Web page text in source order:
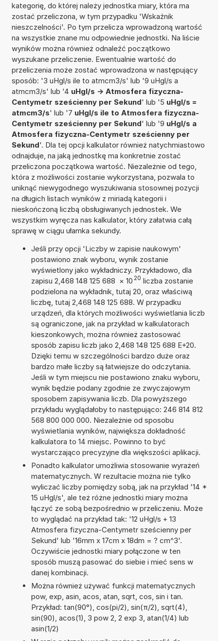
kategorię, do której należy jednostka miary, która ma
zostać przeliczona, w tym przypadku 'Wskaźnik
nieszczelności'. Po tym przelicza wprowadzoną wartość
na wszystkie znane mu odpowiednie jednostki. Na liście
wyników można również odnaleźć początkowo
wyszukane przeliczenie. Ewentualnie wartość do
przeliczenia może zostać wprowadzona w następujący
sposób: '3 uHgl/s ile to atmcm3/s' lub '9 uHgl/s a
atmcm3/s' lub '4 uHgl/s -> Atmosfera fizyczna-
Centymetr sześcienny per Sekund' lub '5 uHgl/s =
atmcm3/s' lub '7 uHgl/s ile to Atmosfera fizyczna-
Centymetr sześcienny per Sekund' lub '9 uHgl/s a
Atmosfera fizyczna-Centymetr sześcienny per
Sekund'. Dla tej opcji kalkulator również natychmiastowo
odnajduje, na jaką jednostkę ma konkretnie zostać
przeliczona początkowa wartość. Niezależnie od tego,
która z możliwości zostanie wykorzystana, pozwala to
uniknąć niewygodnego wyszukiwania stosownej pozycji
na długich listach wyników z miriadą kategorii i
nieskończoną liczbą obsługiwanych jednostek. We
wszystkim wyręcza nas kalkulator, który załatwia całą
sprawę w ciągu ułamka sekundy.
Jeśli przy opcji 'Liczby w zapisie naukowym'
postawiono znak wyboru, wynik zostanie
wyświetlony jako wykładniczy. Przykładowo, dla
zapisu 2,468 148 125 688 × 10 20 liczba zostanie
podzielona na wykładnik, tutaj 20, oraz właściwą
liczbę, tutaj 2,468 148 125 688. W przypadku
urządzeń, dla których możliwości wyświetlania liczb
są ograniczone, jak na przykład w kalkulatorach
kieszonkowych, można również zastosować
sposób zapisu liczb jako 2,468 148 125 688 E+20.
Dzięki temu w szczególności bardzo duże oraz
bardzo małe liczby są łatwiejsze do odczytania.
Jeśli w tym miejscu nie postawiono znaku wyboru,
wynik będzie podany zgodnie ze zwyczajowym
sposobem zapisywania liczb. Dla powyższego
przykładu wyglądałoby to następująco: 246 814 812
568 800 000 000. Niezależnie od sposobu
wyświetlania wyników, największa dokładność
kalkulatora to 14 miejsc. Powinno to być
wystarczająco precyzyjne dla większości aplikacji.
Ponadto kalkulator umożliwia stosowanie wyrażeń
matematycznych. W rezultacie można nie tylko
wyliczać liczby pomiędzy sobą, jak na przykład '14 *
15 uHgl/s', ale też różne jednostki miary można
łączyć ze sobą bezpośrednio w przeliczeniu. Może
to wyglądać na przykład tak: '12 uHgl/s + 13
Atmosfera fizyczna-Centymetr sześcienny per
Sekund' lub '16mm x 17cm x 18dm = ? cm^3'.
Oczywiście jednostki miary połączone w ten
sposób muszą pasować do siebie i mieć sens w
danej kombinacji.
Można również używać funkcji matematycznych
pow, exp, asin, acos, atan, sqrt, cos, sin i tan.
Przykład: tan(90°), cos(pi/2), sin(π/2), sqrt(4),
sin(90), acos(1), 3 pow 2, 2 exp 3, atan(1/4) lub
asin(1/2)